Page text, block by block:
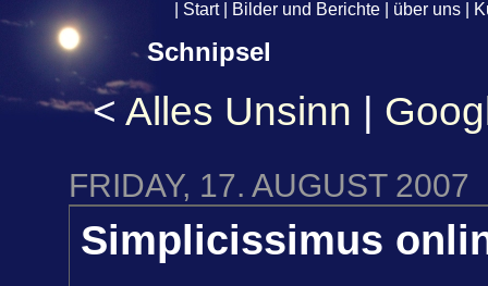
Start| Bilder und Berichte über uns
Schnipsel
< Alles Unsinn |
FRIDAY, 17. AUGUST 2007
Simplicissimus